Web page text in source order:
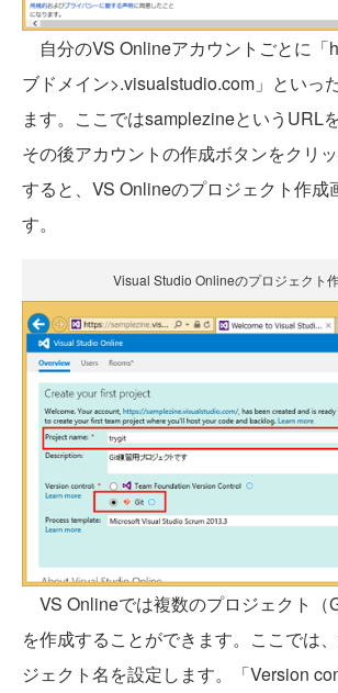
自分のVS Onlineアカウントごとに「
ブドメイン>.visualstudio.com」といっ
ます。ここではsamplezineというURL
その後アカウントの作成ボタンをクリ
すると、VS Onlineのプロジェクト作成
す。
Visual Studio Onlineのプロジェクト
VS Onlineでは複数のプロジェクト（
を作成することができます。ここでは
ジェクト名を設定します。「Version